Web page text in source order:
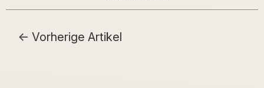
Vorherige Artikel